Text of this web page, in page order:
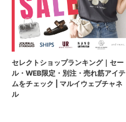
セレクトショップランキング｜セー
ル・WEB限定・別注・売れ筋アイテ
ムをチェック | マルイウェブチャネ
ル